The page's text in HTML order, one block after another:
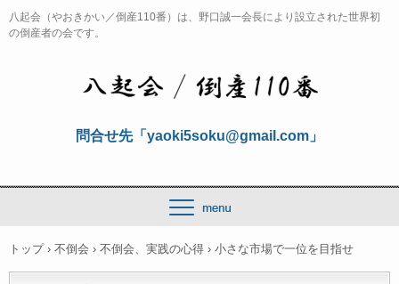
八起会（やおきかい／倒産110番）は、野口誠一会長により設立された世界初
の倒産者の会です。
問合せ先「yaoki5soku@gmail.com」
トップ › 不倒会 › 不倒会、実践の心得 › 小さな市場で一位を目指せ